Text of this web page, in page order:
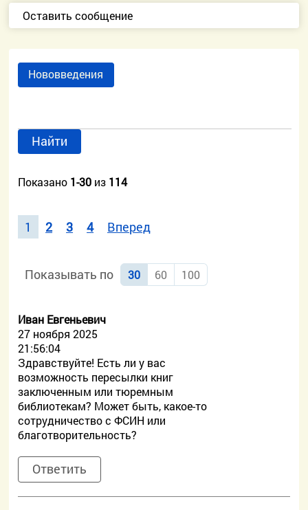
Оставить сообщение
Нововведения
Найти
Показано 1-30 из 114
1 2 3 4 Вперед
Показывать по 30 60 100
Иван Евгеньевич
27 ноября 2025
21:56:04
Здравствуйте! Есть ли у вас
возможность пересылки книг
заключенным или тюремным
библиотекам? Может быть, какое-то
сотрудничество с ФСИН или
благотворительность?
Ответить